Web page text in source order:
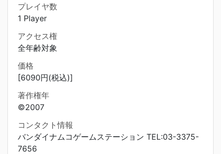
プレイヤ数
1 Player
アクセス権
全年齢対象
価格
[6090円(税込)]
著作権年
©2007
コンタクト情報
バンダイナムコゲームステーション TEL:03-3375-
7656